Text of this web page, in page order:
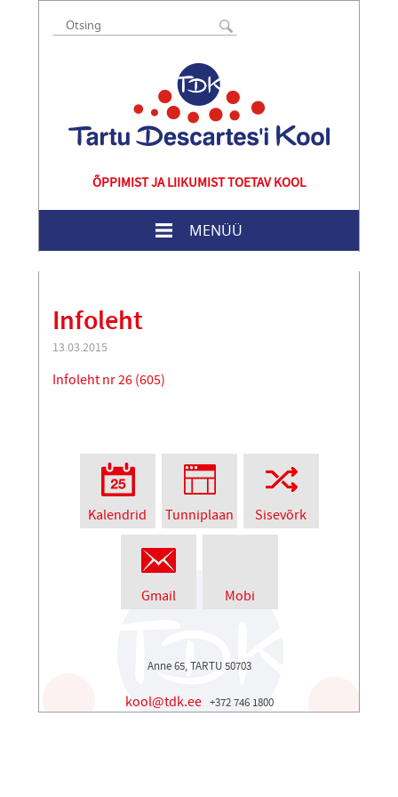
ÕPPIMIST JA LIIKUMIST TOETAV KOOL
MENÜÜ
Infoleht
13.03.2015
Infoleht nr 26 (605)
Kalendrid Tunniplaan Sisevõrk
Gmail Mobi
Anne 65, TARTU 50703
kool@tdk.ee +372 746 1800